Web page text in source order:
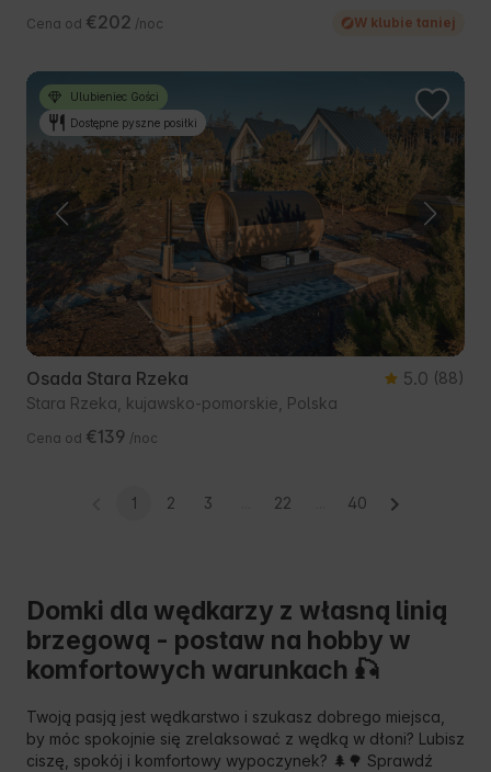
Cena od €202 /noc W klubie taniej
Ulubieniec Gości
Dostępne pyszne posiłki
Osada Stara Rzeka 5.0 (88)
Stara Rzeka, kujawsko-pomorskie, Polska
Cena od €139 /noc
1 2 3 22 40
Domki dla wędkarzy z własną linią
brzegową - postaw na hobby w
komfortowych warunkach 🎣
Twoją pasją jest wędkarstwo i szukasz dobrego miejsca,
by móc spokojnie się zrelaksować z wędką w dłoni? Lubisz
ciszę, spokój i komfortowy wypoczynek? 🌲🌳 Sprawdź